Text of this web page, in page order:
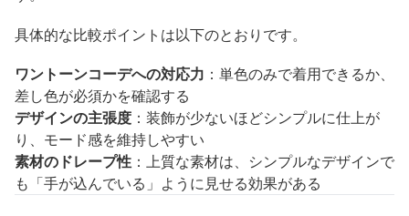
具体的な比較ポイントは以下のとおりです。
ワントーンコーデへの対応力 ：単色のみで着用できるか、
差し色が必須かを確認する
デザインの主張度 ：装飾が少ないほどシンプルに仕上が
り、モード感を維持しやすい
素材のドレープ性 ：上質な素材は、シンプルなデザインで
も「手が込んでいる」ように見せる効果がある